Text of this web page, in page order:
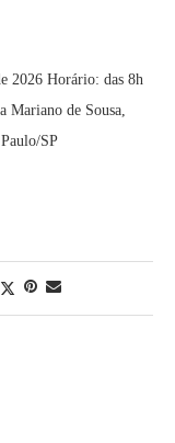
2026 Horário: das 8h
Mariano de Sousa,
SP